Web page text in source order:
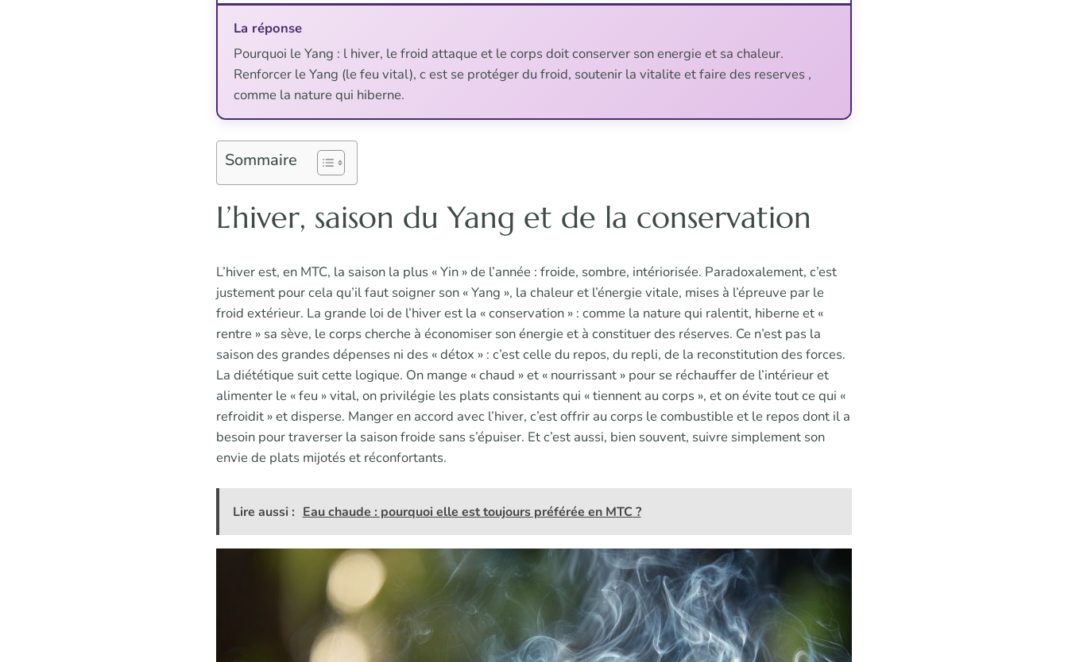
La réponse
Pourquoi le Yang : l hiver, le froid attaque et le corps doit conserver son energie et sa chaleur.
Renforcer le Yang (le feu vital), c est se protéger du froid, soutenir la vitalite et faire des reserves ,
comme la nature qui hiberne.
Sommaire
L’hiver, saison du Yang et de la conservation
L’hiver est, en MTC, la saison la plus « Yin » de l’année : froide, sombre, intériorisée. Paradoxalement, c’est
justement pour cela qu’il faut soigner son « Yang », la chaleur et l’énergie vitale, mises à l’épreuve par le
froid extérieur. La grande loi de l’hiver est la « conservation » : comme la nature qui ralentit, hiberne et «
rentre » sa sève, le corps cherche à économiser son énergie et à constituer des réserves. Ce n’est pas la
saison des grandes dépenses ni des « détox » : c’est celle du repos, du repli, de la reconstitution des forces.
La diététique suit cette logique. On mange « chaud » et « nourrissant » pour se réchauffer de l’intérieur et
alimenter le « feu » vital, on privilégie les plats consistants qui « tiennent au corps », et on évite tout ce qui «
refroidit » et disperse. Manger en accord avec l’hiver, c’est offrir au corps le combustible et le repos dont il a
besoin pour traverser la saison froide sans s’épuiser. Et c’est aussi, bien souvent, suivre simplement son
envie de plats mijotés et réconfortants.
Lire aussi : Eau chaude : pourquoi elle est toujours préférée en MTC ?